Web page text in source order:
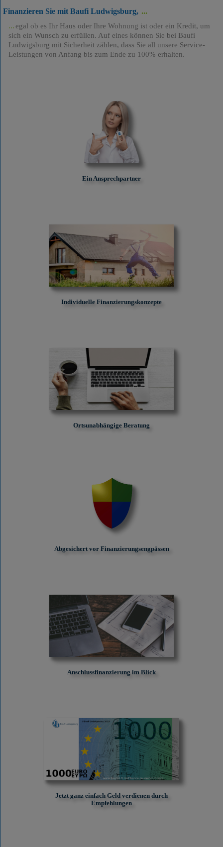
Finanzieren Sie mit Baufi Ludwigsburg,
egal ob es Ihr Haus oder Ihre Wohnung ist oder ein Kredit, um
sich ein Wunsch zu erfüllen. Auf eines können Sie bei Baufi
Ludwigsburg mit Sicherheit zählen, dass Sie all unsere Service-
Leistungen von Anfang bis zum Ende zu 100% erhalten.
Ein Ansprechpartner
Individuelle Finanzierungskonzepte
Ortsunabhängige Beratung
Abgesichert vor Finanzierungs­engpässen
Anschlussfinanzierung im Blick
Jetzt ganz einfach Geld verdienen durch
Empfehlungen